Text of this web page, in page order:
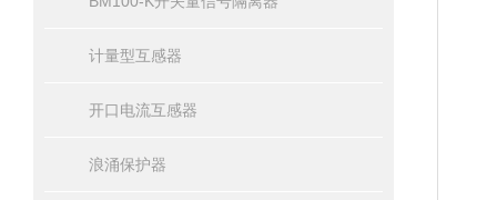
计量型互感器
开口电流互感器
浪涌保护器